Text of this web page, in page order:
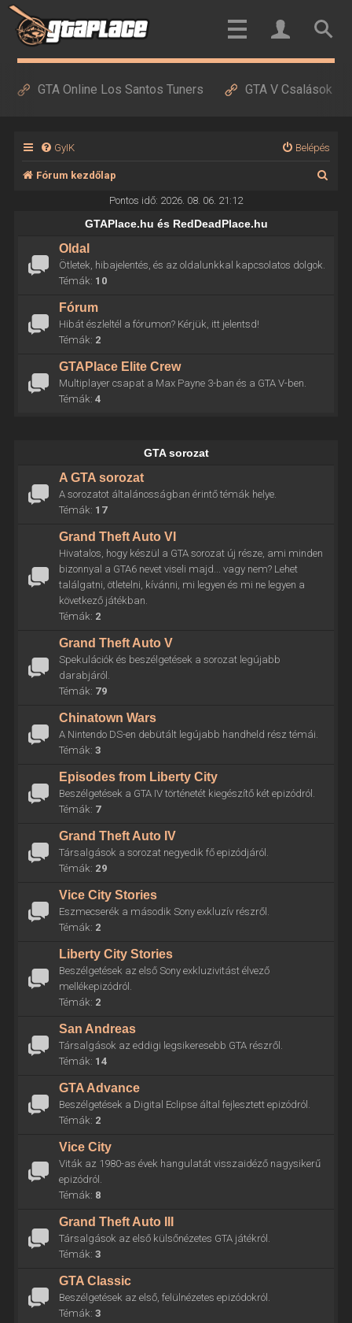
GTA Online Los Santos Tuners GTA V Csalások
GyIK Belépés
Fórum kezdőlap
Pontos idő: 2026. 08. 06. 21:12
GTAPlace.hu és RedDeadPlace.hu
Oldal
Ötletek, hibajelentés, és az oldalunkkal kapcsolatos dolgok.
Témák: 10
Fórum
Hibát észleltél a fórumon? Kérjük, itt jelentsd!
Témák: 2
GTAPlace Elite Crew
Multiplayer csapat a Max Payne 3-ban és a GTA V-ben.
Témák: 4
GTA sorozat
A GTA sorozat
A sorozatot általánosságban érintő témák helye.
Témák: 17
Grand Theft Auto VI
Hivatalos, hogy készül a GTA sorozat új része, ami minden
bizonnyal a GTA6 nevet viseli majd... vagy nem? Lehet
találgatni, ötletelni, kívánni, mi legyen és mi ne legyen a
következő játékban.
Témák: 2
Grand Theft Auto V
Spekulációk és beszélgetések a sorozat legújabb
darabjáról.
Témák: 79
Chinatown Wars
A Nintendo DS-en debütált legújabb handheld rész témái.
Témák: 3
Episodes from Liberty City
Beszélgetések a GTA IV történetét kiegészítő két epizódról.
Témák: 7
Grand Theft Auto IV
Társalgások a sorozat negyedik fő epizódjáról.
Témák: 29
Vice City Stories
Eszmecserék a második Sony exkluzív részről.
Témák: 2
Liberty City Stories
Beszélgetések az első Sony exkluzivitást élvező
mellékepizódról.
Témák: 2
San Andreas
Társalgások az eddigi legsikeresebb GTA részről.
Témák: 14
GTA Advance
Beszélgetések a Digital Eclipse által fejlesztett epizódról.
Témák: 2
Vice City
Viták az 1980-as évek hangulatát visszaidéző nagysikerű
epizódról.
Témák: 8
Grand Theft Auto III
Társalgások az első külsőnézetes GTA játékról.
Témák: 3
GTA Classic
Beszélgetések az első, felülnézetes epizódokról.
Témák: 3